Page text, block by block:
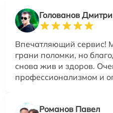
Голованов
Впечатляющий сервис!
грани поломки, но
снова жив и здоров.
профессионализмом и
Романов Павел